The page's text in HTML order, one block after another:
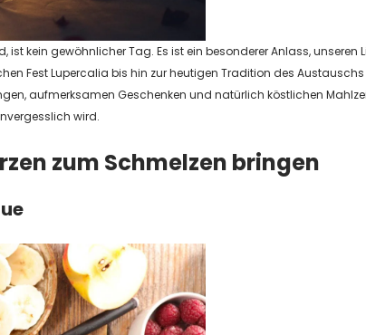
ist kein gewöhnlicher Tag. Es ist ein besonderer Anlass,
Fest Lupercalia bis hin zur heutigen Tradition des
aufmerksamen Geschenken und natürlich köstlichen
wird.
zum Schmelzen bringen